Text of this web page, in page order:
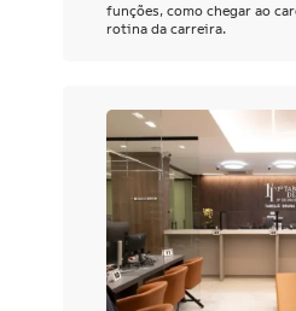
funções, como chegar ao
rotina da carreira.